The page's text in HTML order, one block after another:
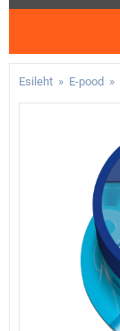
Esileht » E-pood »